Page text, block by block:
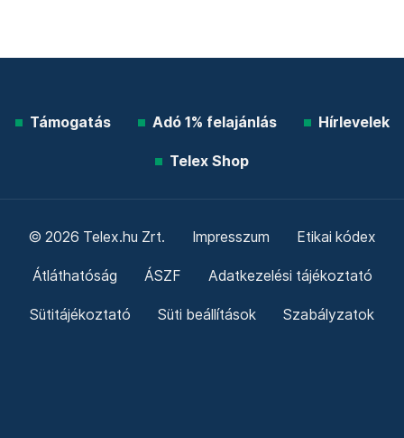
Támogatás Adó 1% felajánlás Hírlevelek
Telex Shop
© 2026 Telex.hu Zrt. Impresszum Etikai kódex
Átláthatóság ÁSZF Adatkezelési tájékoztató
Sütitájékoztató Süti beállítások Szabályzatok